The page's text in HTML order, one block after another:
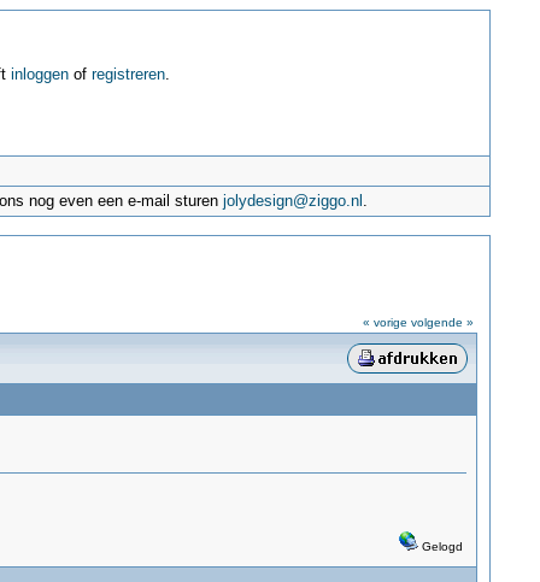
inloggenof registreren.
nog even een e-mail sturenjolydesign@ziggo.nl .
« vorige volgende »
Gelogd